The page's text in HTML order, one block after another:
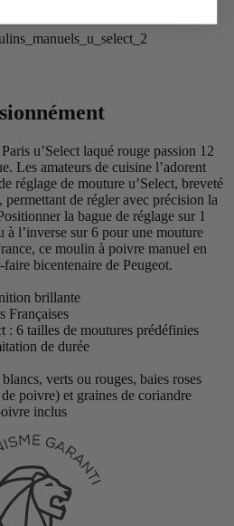
u’Select laqué rouge passion 12
Les amateurs de cuisine l’adorent
réglage de mouture u’Select, breveté
permettant de régler avec précision la
la bague de réglage sur 1
à l’inverse sur 6 pour une mouture
ce moulin à poivre manuel en
bicentenaire de Peugeot.
brillante
Françaises
: 6 tailles de moutures prédéfinies
de durée
verts ou rouges, baies roses
poivre) et graines de coriandre
inclus